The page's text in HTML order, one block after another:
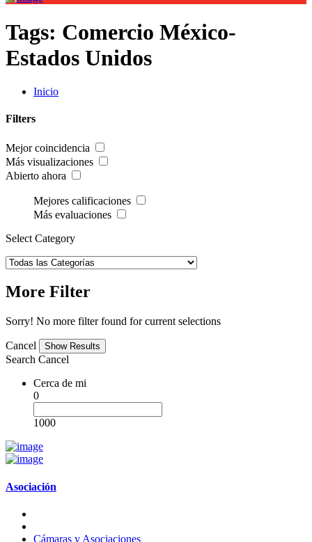
Tags: Comercio México-
Estados Unidos
Inicio
Filters
Mejor coincidencia
Más visualizaciones
Abierto ahora
Mejores calificaciones
Más evaluaciones
Select Category
More Filter
Sorry! No more filter found for current selections
Cancel
Search Cancel
Cerca de mi
0
1000
Asociación
Cámaras y Asociaciones